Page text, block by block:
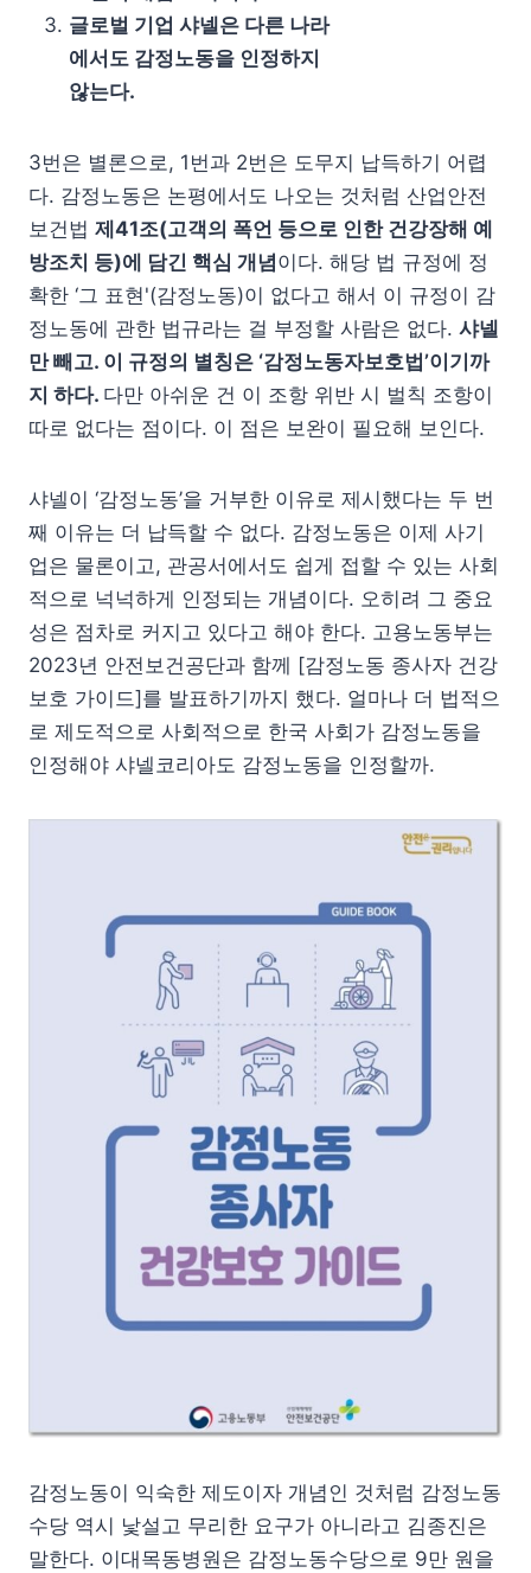
글로벌 기업 샤넬은 다른 나라
에서도 감정노동을 인정하지
않는다.
3번은 별론으로, 1번과 2번은 도무지 납득하기 어렵
다. 감정노동은 논평에서도 나오는 것처럼 산업안전
보건법 제41조(고객의 폭언 등으로 인한 건강장해 예
방조치 등)에 담긴 핵심 개념이다. 해당 법 규정에 정
확한 ‘그 표현'(감정노동)이 없다고 해서 이 규정이 감
정노동에 관한 법규라는 걸 부정할 사람은 없다. 샤넬
만 빼고. 이 규정의 별칭은 ‘감정노동자보호법’이기까
지 하다. 다만 아쉬운 건 이 조항 위반 시 벌칙 조항이
따로 없다는 점이다. 이 점은 보완이 필요해 보인다.
샤넬이 ‘감정노동’을 거부한 이유로 제시했다는 두 번
째 이유는 더 납득할 수 없다. 감정노동은 이제 사기
업은 물론이고, 관공서에서도 쉽게 접할 수 있는 사회
적으로 넉넉하게 인정되는 개념이다. 오히려 그 중요
성은 점차로 커지고 있다고 해야 한다. 고용노동부는
2023년 안전보건공단과 함께 [감정노동 종사자 건강
보호 가이드]를 발표하기까지 했다. 얼마나 더 법적으
로 제도적으로 사회적으로 한국 사회가 감정노동을
인정해야 샤넬코리아도 감정노동을 인정할까.
감정노동이 익숙한 제도이자 개념인 것처럼 감정노동
수당 역시 낯설고 무리한 요구가 아니라고 김종진은
말한다. 이대목동병원은 감정노동수당으로 9만 원을